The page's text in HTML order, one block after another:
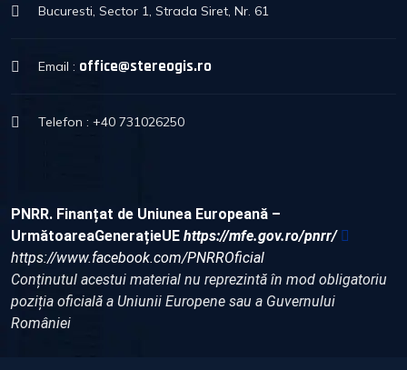
Bucuresti, Sector 1, Strada Siret, Nr. 61
Email : office@stereogis.ro
Telefon : +40 731026250
PNRR. Finanțat de Uniunea Europeană –
UrmătoareaGenerațieUE https://mfe.gov.ro/pnrr/
https://www.facebook.com/PNRROficial
Conținutul acestui material nu reprezintă în mod obligatoriu
poziția oficială a Uniunii Europene sau a Guvernului
României